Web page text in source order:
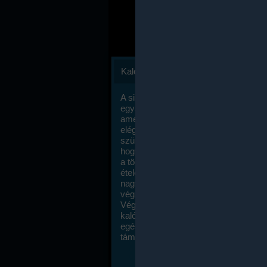
Kalóriaszámlálás
A sikeres fogyás titka valójában igen
egyszerű: égess több energiát, mint
amennyit beviszel. Természetesen
elég nagy fegyelemre és akaraterőre
szükség, de meglepődve fogod
hogy a kalóriaszámolás mennyire
a többi diétához képest. Itt nincsenek
ételek és a megengedett kalóriabevitelt
nagymértékben növelheted ha
végzel.
Végül, de nem utolsó sorban, a
kalóriaszámolás módszerét a legtöbb
egészségügyi szakorvos ajánlja és
támogatja.